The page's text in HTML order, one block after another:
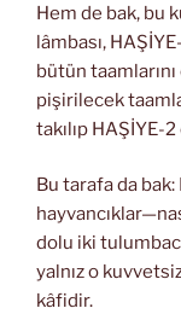
Hem de bak, bu
lâmbası,
bütün
pişirilecek
takılıp HAŞİYE-
Bu tarafa da
dolu iki
yalnız o
kâfidir.